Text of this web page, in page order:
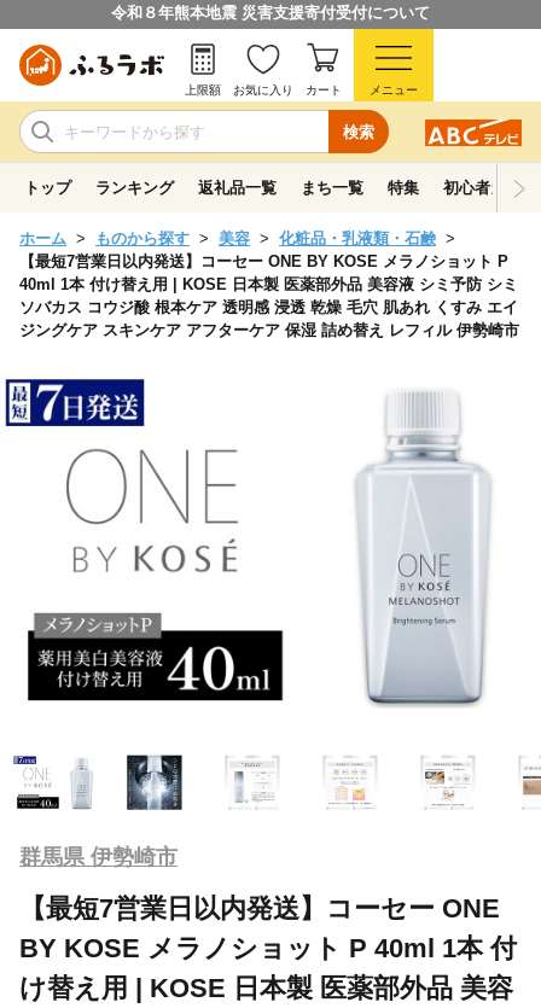
令和８年熊本地震 災害支援寄付受付について
検索
上限額 お気に入り カート メニュー
トップ ランキング 返礼品一覧 まち一覧 特集 初心者ガイド
ホーム ものから探す 美容
化粧品・乳液類・石鹸
【最短7営業日以内発送】コーセー ONE BY KOSE メラノショット P
40ml 1本 付け替え用 | KOSE 日本製 医薬部外品 美容液 シミ予防 シミ
ソバカス コウジ酸 根本ケア 透明感 浸透 乾燥 毛穴 肌あれ くすみ エイ
ジングケア スキンケア アフターケア 保湿 詰め替え レフィル 伊勢崎市
群馬県 伊勢崎市
【最短7営業日以内発送】コーセー ONE
BY KOSE メラノショット P 40ml 1本 付
け替え用 | KOSE 日本製 医薬部外品 美容